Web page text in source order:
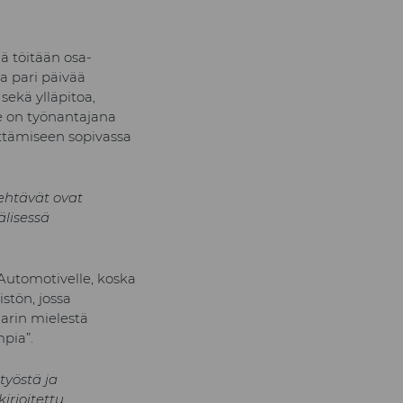
töitään osa-
pari päivää
ylläpitoa,
on työnantajana
sopivassa
ovat
koska
jossa
mielestä
ja